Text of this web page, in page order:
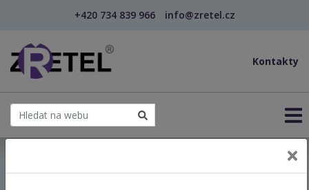
+420 734 839 966 info@zretel.cz
Kontakty